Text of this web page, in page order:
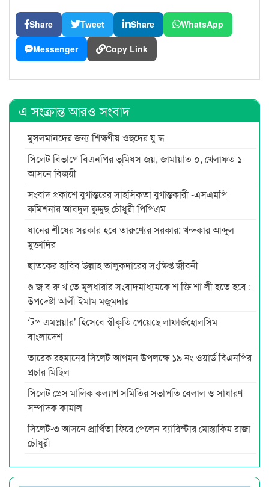
Share Tweet Share WhatsApp
Messenger Copy Link
এ সংক্রান্ত আরও সংবাদ
মুসলমানদের জন্য শিক্ষণীয় ওহুদের যু দ্ধ
সিলেট বিভাগে বিএনপির ভূমিধস জয়, জামায়াত ০, খেলাফত ১
আসনে বিজয়ী
সংবাদ প্রকাশে যুগান্তরের সাহসিকতা যুগান্তকারী -এসএমপি
কমিশনার আবদুল কুদ্দুছ চৌধুরী পিপিএম
ধানের শীষের সরকার হবে তারুণ্যের সরকার: খন্দকার আব্দুল
মুক্তাদির
ছাতকের হাবিব উল্লাহ তালুকদারের সংক্ষিপ্ত জীবনী
গু জ ব রু খ তে মূলধারার সংবাদমাধ্যমকে শ ক্তি শা লী হতে হবে :
উপদেষ্টা আলী ইমাম মজুমদার
‘টপ এমপ্লয়ার’ হিসেবে স্বীকৃতি পেয়েছে লাফার্জহোলসিম
বাংলাদেশ
তারেক রহমানের সিলেট আগমন উপলক্ষে ১৯ নং ওয়ার্ড বিএনপির
প্রচার মিছিল
সিলেট প্রেস মালিক কল্যাণ সমিতির সভাপতি বেলাল ও সাধারণ
সম্পাদক কামাল
সিলেট-৩ আসনে প্রার্থিতা ফিরে পেলেন ব্যারিস্টার মোস্তাকিম রাজা
চৌধুরী